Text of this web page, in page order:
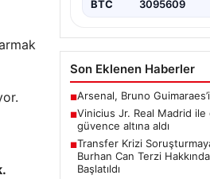
BTC 3095609
Son Eklenen Haberler
■Arsenal, Bruno
■Vinicius Jr. Real Madrid ile
güvence altına aldı
■Transfer Krizi
Burhan Can Terzi
Başlatıldı